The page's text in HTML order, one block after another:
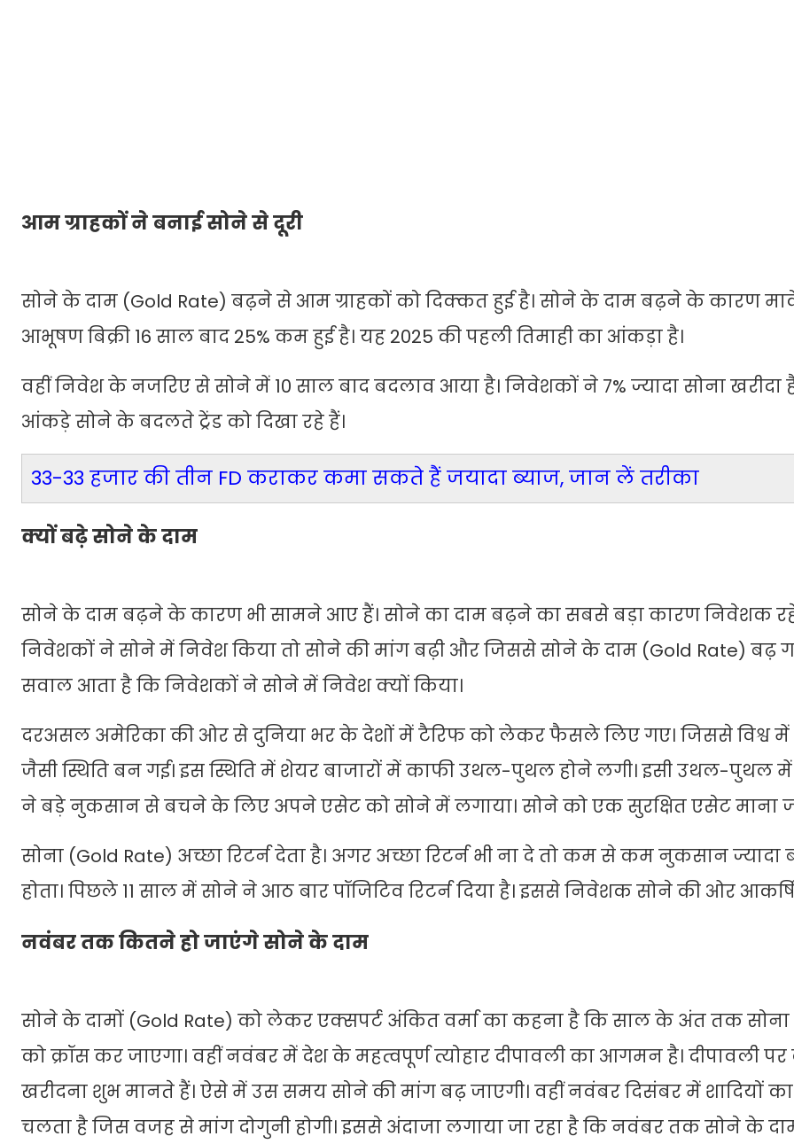
आम ग्राहकों ने बनाई सोने से दूरी
सोने के दाम (Gold Rate) बढ़ने से आम ग्राहकों को दिक्कत हुई है। सोने के दाम बढ़ने के कारण
आभूषण बिक्री 16 साल बाद 25% कम हुई है। यह 2025 की पहली तिमाही का आंकड़ा है।
वहीं निवेश के नजरिए से सोने में 10 साल बाद बदलाव आया है। निवेशकों ने 7% ज्यादा सोना खरीदा
आंकड़े सोने के बदलते ट्रेंड को दिखा रहे हैं।
33-33 हजार की तीन FD कराकर कमा सकते हैं जयादा ब्याज, जान लें तरीका
क्यों बढ़े सोने के दाम
सोने के दाम बढ़ने के कारण भी सामने आए हैं। सोने का दाम बढ़ने का सबसे बड़ा कारण निवेशक रहे
निवेशकों ने सोने में निवेश किया तो सोने की मांग बढ़ी और जिससे सोने के दाम (Gold Rate) बढ़
सवाल आता है कि निवेशकों ने सोने में निवेश क्यों किया।
दरअसल अमेरिका की ओर से दुनिया भर के देशों में टैरिफ को लेकर फैसले लिए गए। जिससे विश्व में
जैसी स्थिति बन गई। इस स्थिति में शेयर बाजारों में काफी उथल-पुथल होने लगी। इसी उथल-पुथल
ने बड़े नुकसान से बचने के लिए अपने एसेट को सोने में लगाया। सोने को एक सुरक्षित एसेट माना
सोना (Gold Rate) अच्छा रिटर्न देता है। अगर अच्छा रिटर्न भी ना दे तो कम से कम नुकसान ज्यादा
होता। पिछले 11 साल में सोने ने आठ बार पॉजिटिव रिटर्न दिया है। इससे निवेशक सोने की ओर
नवंबर तक कितने हो जाएंगे सोने के दाम
सोने के दामों (Gold Rate) को लेकर एक्सपर्ट अंकित वर्मा का कहना है कि साल के अंत तक सोना
को क्रॉस कर जाएगा। वहीं नवंबर में देश के महत्वपूर्ण त्योहार दीपावली का आगमन है। दीपावली
खरीदना शुभ मानते हैं। ऐसे में उस समय सोने की मांग बढ़ जाएगी। वहीं नवंबर दिसंबर में शादियों
चलता है जिस वजह से मांग दोगुनी होगी। इससे अंदाजा लगाया जा रहा है कि नवंबर तक सोने के